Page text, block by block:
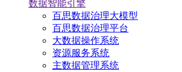
数据智能引擎
百思数据治理大模型
百思数据治理平台
大数据操作系统
资源服务系统
主数据管理系统